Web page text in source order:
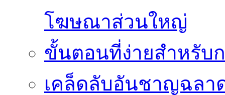
โฆษณาส่วนใหญ่
ขั้นตอนที่ง่ายสำหรับ
เคล็ดลับอันชาญฉลา